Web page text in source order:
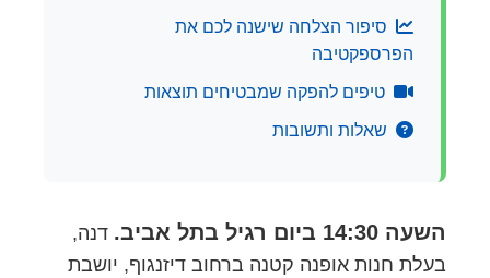
סיפור הצלחה שישנה לכם את
הפרספקטיבה
טיפים להפקה שמבטיחים תוצאות
שאלות ותשובות
השעה 14:30 ביום רגיל בתל אביב.
דנה,
בעלת חנות אופנה קטנה ברחוב דיזנגוף, יושבת